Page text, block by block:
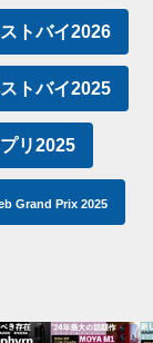
トバイ2026
トバイ2025
リ2025
Grand Prix 2025